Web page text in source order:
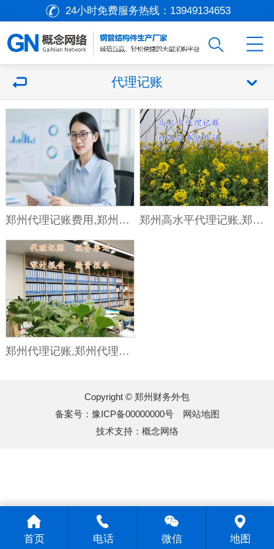
24小时免费服务热线： 13949134653
代理记账
郑州代理记账费用,郑州代理记账的费用是如何计算的？ 郑州高水平代理记账,郑州代理记账
郑州代理记账,郑州代理会计
Copyright © 郑州财务外包
备案号： 豫ICP备00000000号
网站地图
技术支持： 概念网络
首页 电话 微信 地图